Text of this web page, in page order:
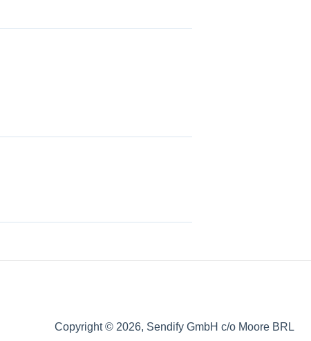
Copyright © 2026, Sendify GmbH c/o Moore BRL